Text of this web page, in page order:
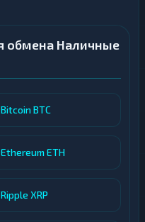
обмена Наличные
BTC
ETH
XRP